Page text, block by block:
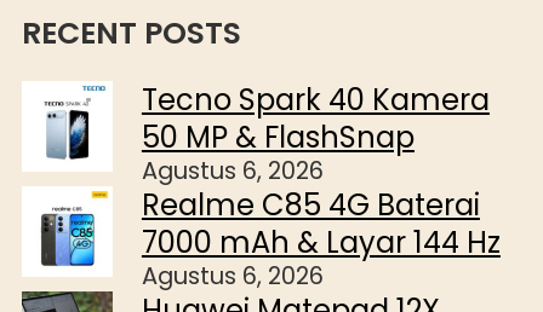
RECENT POSTS
Tecno Spark 40 Kamera
50 MP & FlashSnap
Agustus 6, 2026
Realme C85 4G Baterai
7000 mAh & Layar 144 Hz
Agustus 6, 2026